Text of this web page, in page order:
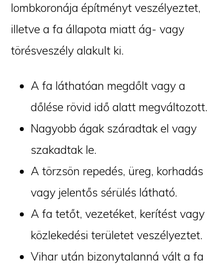
lombkoronája építményt veszélyeztet,
illetve a fa állapota miatt ág- vagy
törésveszély alakult ki.
A fa láthatóan megdőlt vagy a
dőlése rövid idő alatt megváltozott.
Nagyobb ágak száradtak el vagy
szakadtak le.
A törzsön repedés, üreg, korhadás
vagy jelentős sérülés látható.
A fa tetőt, vezetéket, kerítést vagy
közlekedési területet veszélyeztet.
Vihar után bizonytalanná vált a fa